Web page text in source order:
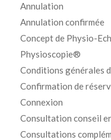
Annulation
Annulation confirmée
Concept de Physio-
Physioscopie®
Conditions générales
Confirmation de
Connexion
Consultation conseil
Consultations